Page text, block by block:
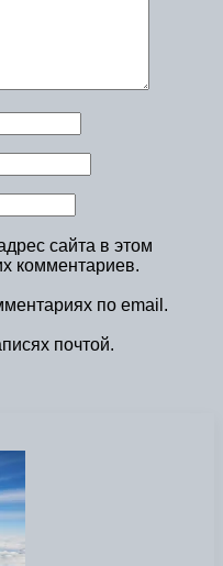
сайта в этом
комментариев.
по email.
почтой.